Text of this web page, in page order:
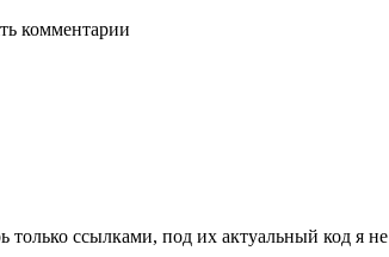
комментарии
ссылками, под их актуальный код я не